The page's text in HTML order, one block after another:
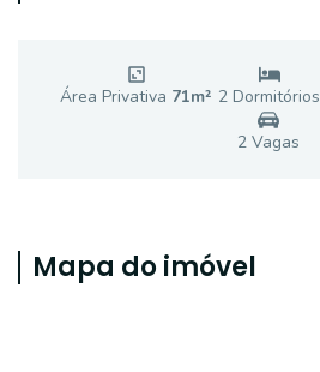
Área Privativa 71m² 2 Dormitórios
2 Vagas
Mapa do imóvel